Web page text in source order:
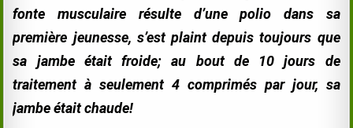
fonte musculaire résulte d’une polio dans sa
première jeunesse, s’est plaint depuis toujours que
sa jambe était froide; au bout de 10 jours de
traitement à seulement 4 comprimés par jour, sa
jambe était chaude!